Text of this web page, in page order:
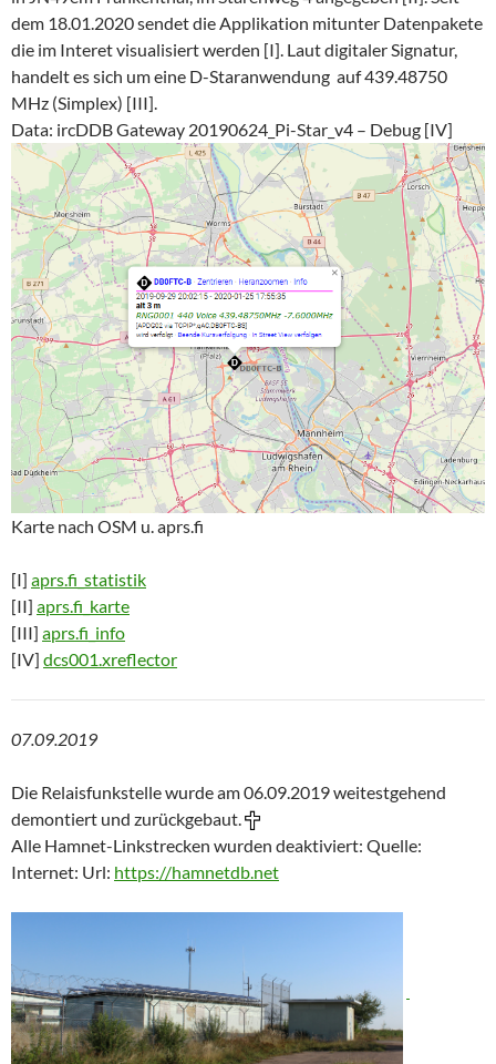
dem 18.01.2020 sendet die Applikation mitunter Datenpakete
die im Interet visualisiert werden [I]. Laut digitaler Signatur,
handelt es sich um eine D-Staranwendung auf 439.48750
MHz (Simplex) [III].
Data: ircDDB Gateway 20190624_Pi-Star_v4 – Debug [IV]
Karte nach OSM u. aprs.fi
[I] aprs.fi_statistik
[II] aprs.fi_karte
[III] aprs.fi_info
[IV] dcs001.xreflector
07.09.2019
Die Relaisfunkstelle wurde am 06.09.2019 weitestgehend
demontiert und zurückgebaut.
Alle Hamnet-Linkstrecken wurden deaktiviert: Quelle:
Internet: Url: https://hamnetdb.net